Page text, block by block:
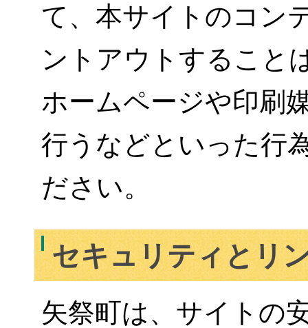
て、本サイトのコン
ントアウトすること
ホームページや印刷
行うなどといった行
ださい。
セキュリティとリ
矢祭町は、サイトの